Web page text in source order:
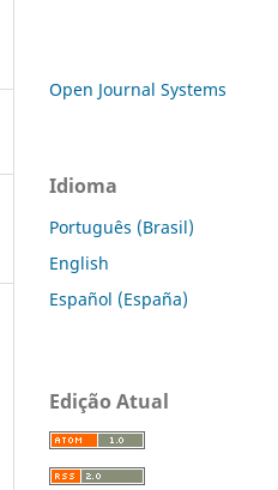
Open Journal Systems
Idioma
Português (Brasil)
English
Español (España)
Edição Atual